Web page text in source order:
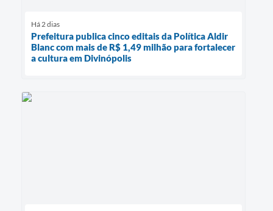
Há 2 dias
Prefeitura publica cinco editais da Política Aldir
Blanc com mais de R$ 1,49 milhão para fortalecer
a cultura em Divinópolis